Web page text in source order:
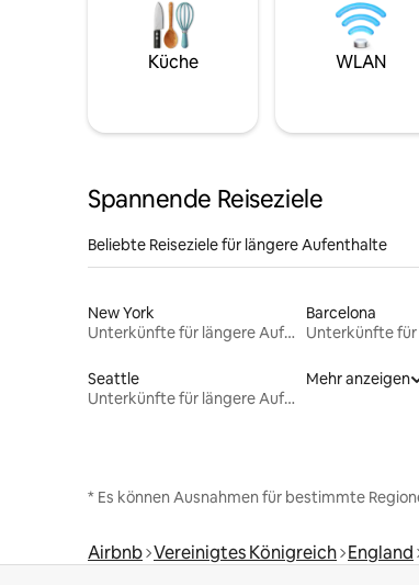
Küche WLAN
Spannende Reiseziele
Beliebte Reiseziele für längere Aufenthalte
New York
Unterkünfte für längere Aufenthalte
Barcelona
Seattle
Unterkünfte für längere Aufenthalte
Mehr anzeigen
* Es können Ausnahmen für bestimmte
Airbnb Vereinigtes Königreich England